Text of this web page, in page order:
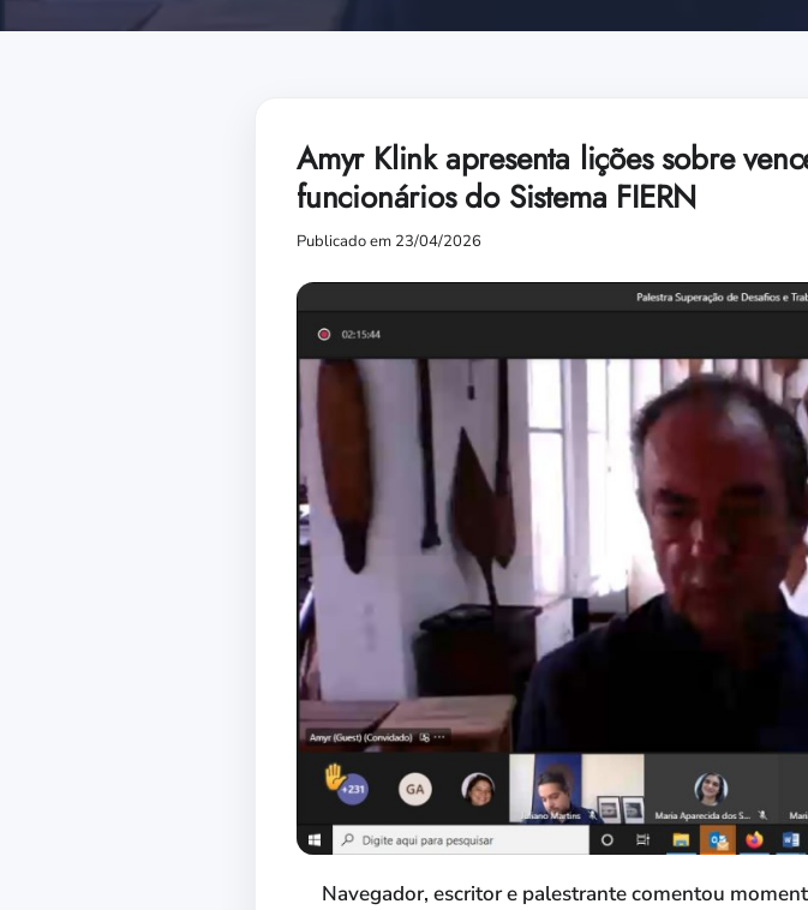
Amyr Klink apresenta lições sobre
funcionários do Sistema FIERN
Publicado em 23/04/2026
Navegador, escritor e palestrante comentou